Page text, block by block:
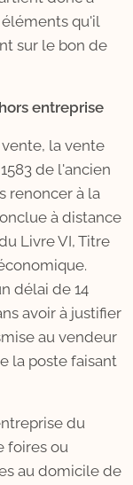
qu'il
sur le bon de
entreprise
la vente
de l'ancien
renoncer à la
à distance
Livre VI, Titre
délai de 14
avoir à justifier
au vendeur
la poste faisant
du
foires ou
au domicile de